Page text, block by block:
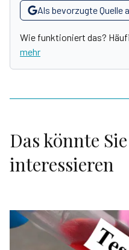
Als bevorzugte Quelle
Wie funktioniert das?
mehr
Das könnte
interessieren